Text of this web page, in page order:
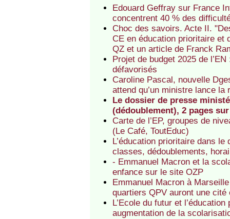
Edouard Geffray sur France
concentrent 40 % des
Choc des savoirs. Acte II.
CE en éducation prioritaire et
QZ et un article de Franck
Projet de budget 2025 de
défavorisés
Caroline Pascal, nouvelle
attend qu’un ministre lance la
Le dossier de presse
(dédoublement), 2 pages
Carte de l’EP, groupes de
(Le Café, ToutEduc)
L’éducation prioritaire dans
classes, dédoublements,
- Emmanuel Macron et la
enfance sur le site OZP
Emmanuel Macron à
quartiers QPV auront une cité
L’Ecole du futur et
augmentation de la